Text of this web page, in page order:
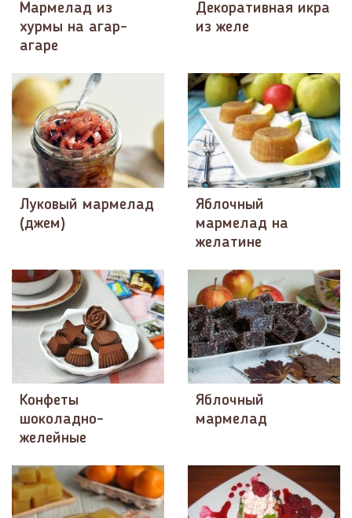
Мармелад из
хурмы на агар-
агаре
Декоративная икра
из желе
Луковый мармелад
(джем)
Яблочный
мармелад на
желатине
Конфеты
шоколадно-
желейные
Яблочный
мармелад